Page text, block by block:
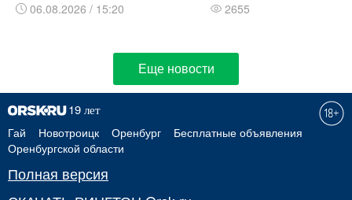
06.08.2026 / 15:20 2655
Еще новости
Гай Новотроицк Оренбург
Бесплатные объявления
Оренбургской области
Полная версия